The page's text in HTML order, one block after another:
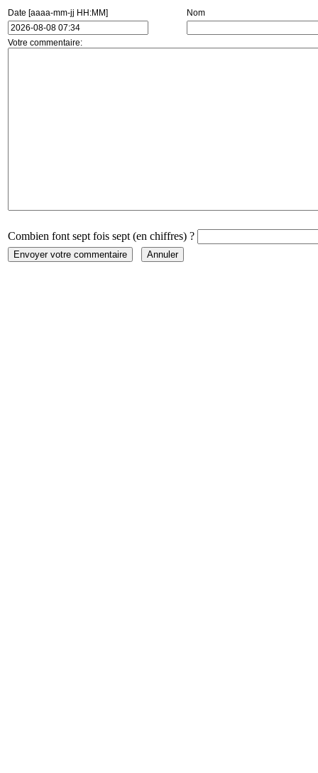
Date [aaaa-mm-jj HH:MM] Nom
Votre commentaire:
Combien font sept fois sept (en chiffres) ?